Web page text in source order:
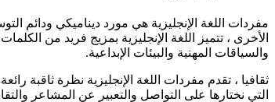
مفردات اللغة الإنجليزية هي مورد ديناميكي ودائم
الأخرى ، تتميز اللغة الإنجليزية بمزيج فريد من
والسياقات المهنية والبيئات الإبداعية.
ثقافيا ، تقدم مفردات اللغة الإنجليزية نظرة ثاقبة
التي نختارها على التواصل والتعبير عن المشاعر